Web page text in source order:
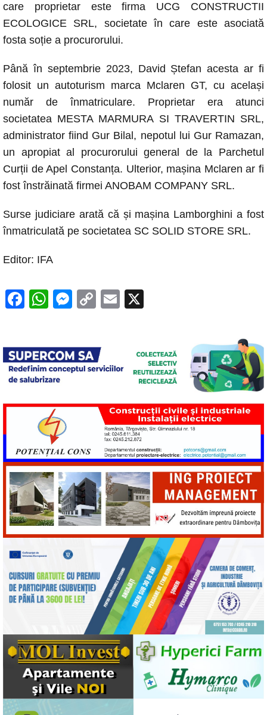
care proprietar este firma UCG CONSTRUCTII
ECOLOGICE SRL, societate în care este asociată
fosta soție a procurorului.
Până în septembrie 2023, David Ștefan acesta ar fi
folosit un autoturism marca Mclaren GT, cu același
număr de înmatriculare. Proprietar era atunci
societatea MESTA MARMURA SI TRAVERTIN SRL,
administrator fiind Gur Bilal, nepotul lui Gur Ramazan,
un apropiat al procurorului general de la Parchetul
Curții de Apel Constanța. Ulterior, mașina Mclaren ar fi
fost înstrăinată firmei ANOBAM COMPANY SRL.
Surse judiciare arată că și mașina Lamborghini a fost
înmatriculată pe societatea SC SOLID STORE SRL.
Editor: IFA
F
e
b
o
W
s
A
p
M
e
n
er
C
y
Li
k
E